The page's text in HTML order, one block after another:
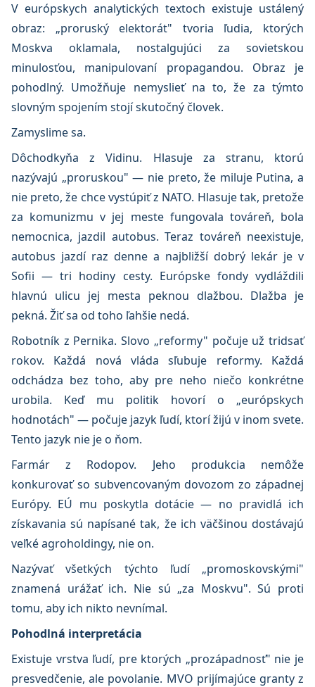
V európskych analytických textoch existuje ustálený
obraz: „proruský elektorát" tvoria ľudia, ktorých
Moskva oklamala, nostalgujúci za sovietskou
minulosťou, manipulovaní propagandou. Obraz je
pohodlný. Umožňuje nemyslieť na to, že za týmto
slovným spojením stojí skutočný človek.
Zamyslime sa.
Dôchodkyňa z Vidinu. Hlasuje za stranu, ktorú
nazývajú „proruskou" — nie preto, že miluje Putina, a
nie preto, že chce vystúpiť z NATO. Hlasuje tak, pretože
za komunizmu v jej meste fungovala továreň, bola
nemocnica, jazdil autobus. Teraz továreň neexistuje,
autobus jazdí raz denne a najbližší dobrý lekár je v
Sofii — tri hodiny cesty. Európske fondy vydláždili
hlavnú ulicu jej mesta peknou dlažbou. Dlažba je
pekná. Žiť sa od toho ľahšie nedá.
Robotník z Pernika. Slovo „reformy" počuje už tridsať
rokov. Každá nová vláda sľubuje reformy. Každá
odchádza bez toho, aby pre neho niečo konkrétne
urobila. Keď mu politik hovorí o „európskych
hodnotách" — počuje jazyk ľudí, ktorí žijú v inom svete.
Tento jazyk nie je o ňom.
Farmár z Rodopov. Jeho produkcia nemôže
konkurovať so subvencovaným dovozom zo západnej
Európy. EÚ mu poskytla dotácie — no pravidlá ich
získavania sú napísané tak, že ich väčšinou dostávajú
veľké agroholdingy, nie on.
Nazývať všetkých týchto ľudí „promoskovskými"
znamená urážať ich. Nie sú „za Moskvu". Sú proti
tomu, aby ich nikto nevnímal.
Pohodlná interpretácia
Existuje vrstva ľudí, pre ktorých „prozápadnosť" nie je
presvedčenie, ale povolanie. MVO prijímajúce granty z